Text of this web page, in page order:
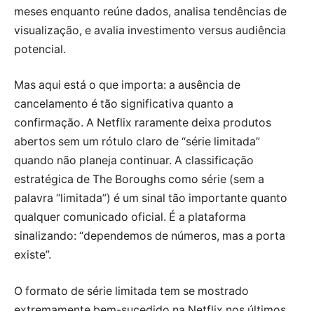
meses enquanto reúne dados, analisa tendências de
visualização, e avalia investimento versus audiência
potencial.
Mas aqui está o que importa: a ausência de
cancelamento é tão significativa quanto a
confirmação. A Netflix raramente deixa produtos
abertos sem um rótulo claro de “série limitada”
quando não planeja continuar. A classificação
estratégica de The Boroughs como série (sem a
palavra “limitada”) é um sinal tão importante quanto
qualquer comunicado oficial. É a plataforma
sinalizando: “dependemos de números, mas a porta
existe”.
O formato de série limitada tem se mostrado